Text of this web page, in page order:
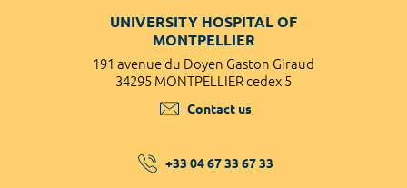
UNIVERSITY HOSPITAL OF
MONTPELLIER
191 avenue du Doyen Gaston Giraud
34295 MONTPELLIER cedex 5
Contact us
+33 04 67 33 67 33